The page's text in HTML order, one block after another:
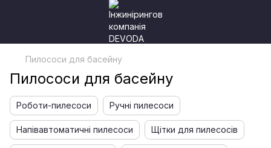
Пилососи для басейну
Пилососи для басейну
Роботи-пилесоси Ручні пилесоси
Напівавтоматичні пилесоси Щітки для пилесосів